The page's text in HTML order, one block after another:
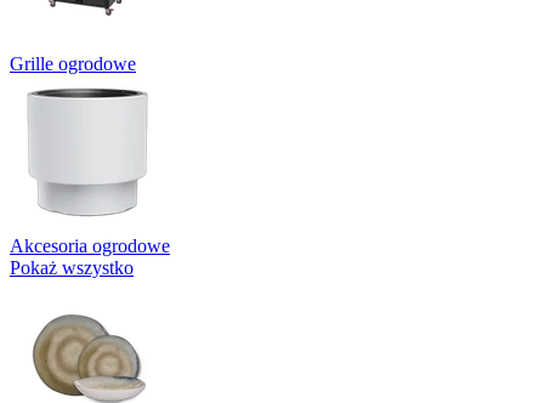
Grille ogrodowe
Akcesoria ogrodowe
Pokaż wszystko